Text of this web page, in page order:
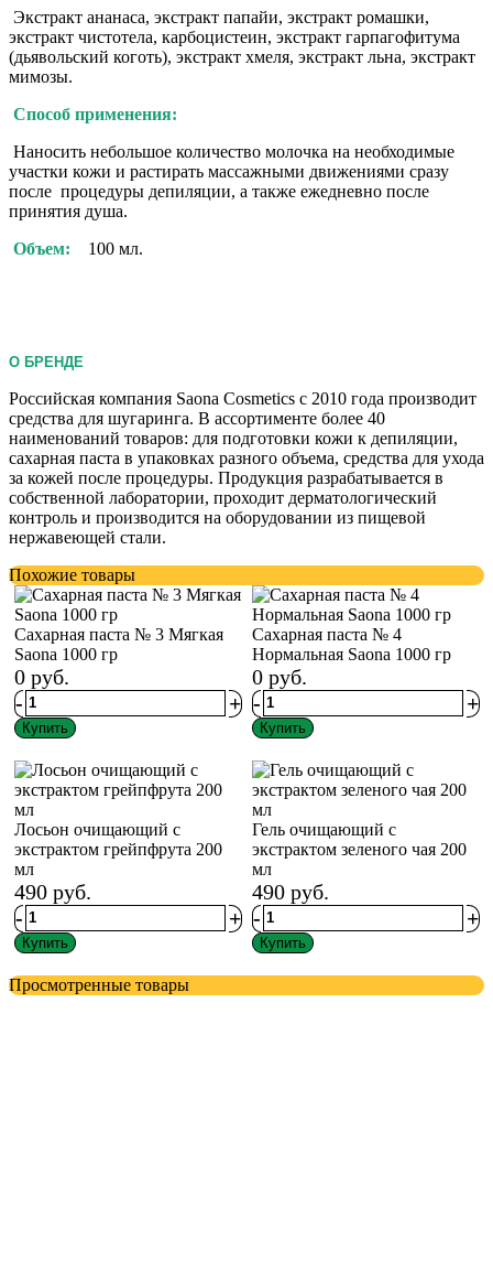
Экстракт ананаса, экстракт папайи, экстракт ромашки,
экстракт чистотела, карбоцистеин, экстракт гарпагофитума
(дьявольский коготь), экстракт хмеля, экстракт льна, экстракт
мимозы.
Способ применения:
Наносить небольшое количество молочка на необходимые
участки кожи и растирать массажными движениями сразу
после процедуры депиляции, а также ежедневно после
принятия душа.
Объем: 100 мл.
О БРЕНДЕ
Российская компания Saona Cosmetics с 2010 года производит
средства для шугаринга. В ассортименте более 40
наименований товаров: для подготовки кожи к депиляции,
сахарная паста в упаковках разного объема, средства для ухода
за кожей после процедуры. Продукция разрабатывается в
собственной лаборатории, проходит дерматологический
контроль и производится на оборудовании из пищевой
нержавеющей стали.
Похожие товары
Сахарная паста № 3 Мягкая
Saona 1000 гр
0руб.
-
+
Купить
Сахарная паста № 4
Нормальная Saona 1000 гр
0руб.
-
+
Купить
Лосьон очищающий с
экстрактом грейпфрута 200
мл
490руб.
-
+
Купить
Гель очищающий с
экстрактом зеленого чая 200
мл
490руб.
-
+
Купить
Просмотренные товары